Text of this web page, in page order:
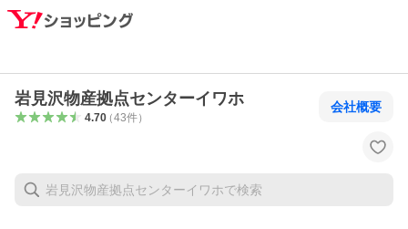
岩見沢物産拠点センターイワホ
4.70（43件）
会社概要